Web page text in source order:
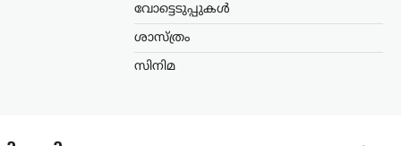
വോട്ടെടുപ്പുകൾ
ശാസ്ത്രം
സിനിമ